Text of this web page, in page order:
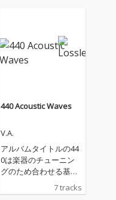
440 Acoustic Waves
V.A.
アルバムタイトルの44
0は楽器のチューニン
グのため合わせる基準
となる440Hzから着案
したプロジェクト名
7 tracks